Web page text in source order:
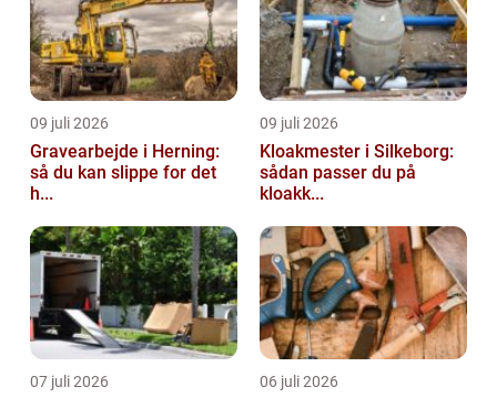
09 juli 2026
Gravearbejde i Herning:
så du kan slippe for det
h...
09 juli 2026
Kloakmester i Silkeborg:
sådan passer du på
kloakk...
07 juli 2026 06 juli 2026